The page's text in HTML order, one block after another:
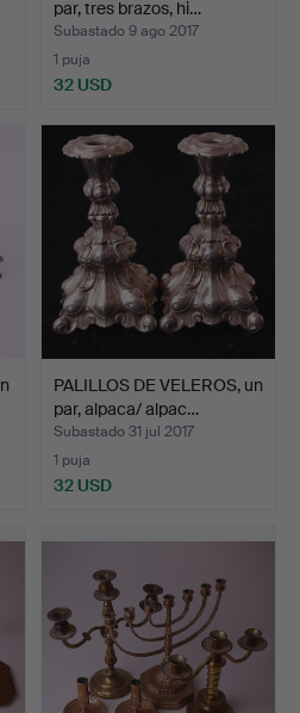
par, tres brazos, hi…
Subastado 9 ago 2017
1 puja
32 USD
PALILLOS DE VELEROS, un
par, alpaca/ alpac…
Subastado 31 jul 2017
1 puja
32 USD